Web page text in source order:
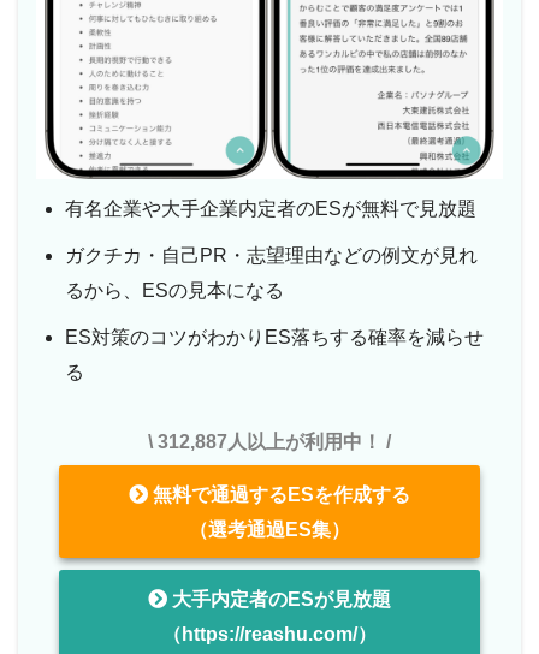
有名企業や大手企業内定者のESが無料で見放題
ガクチカ・自己PR・志望理由などの例文が見れ
るから、ESの見本になる
ES対策のコツがわかりES落ちする確率を減らせ
る
\ 312,887人以上が利用中！ /
無料で通過するESを作成する
（選考通過ES集）
大手内定者のESが見放題
（https://reashu.com/）